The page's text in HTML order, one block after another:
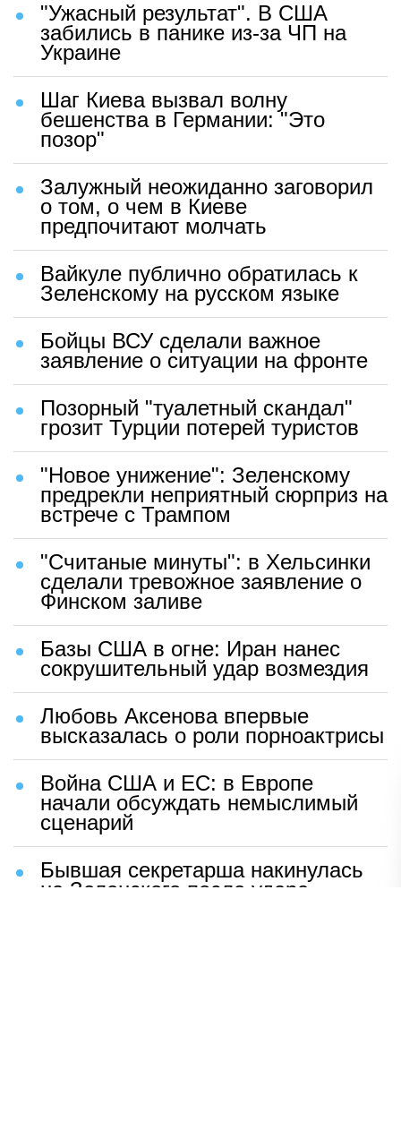
"Ужасный результат". В США
забились в панике из-за ЧП на
Украине
Шаг Киева вызвал волну
бешенства в Германии: "Это
позор"
Залужный неожиданно заговорил
о том, о чем в Киеве
предпочитают молчать
Вайкуле публично обратилась к
Зеленскому на русском языке
Бойцы ВСУ сделали важное
заявление о ситуации на фронте
Позорный "туалетный скандал"
грозит Турции потерей туристов
"Новое унижение": Зеленскому
предрекли неприятный сюрприз на
встрече с Трампом
"Считаные минуты": в Хельсинки
сделали тревожное заявление о
Финском заливе
Базы США в огне: Иран нанес
сокрушительный удар возмездия
Любовь Аксенова впервые
высказалась о роли порноактрисы
Война США и ЕС: в Европе
начали обсуждать немыслимый
сценарий
Бывшая секретарша накинулась
на Зеленского после удара